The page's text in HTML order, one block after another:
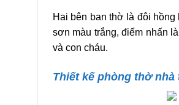
Hai bên ban thờ là đôi
sơn màu trắng, điểm nhấn
và con cháu.
Thiết kế phòng thờ